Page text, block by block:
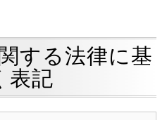
する法律に基
表記